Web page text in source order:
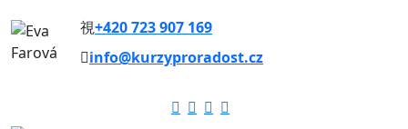
+420 723 907 169
info@kurzyproradost.cz